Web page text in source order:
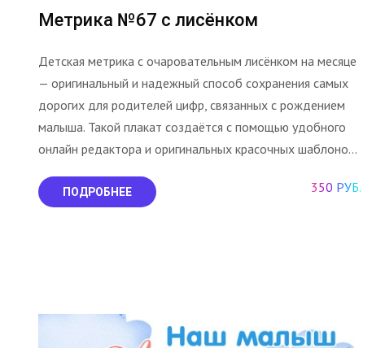
Метрика №67 с лисёнком
Детская метрика с очаровательным лисёнком на месяце
— оригинальный и надежный способ сохранения самых
дорогих для родителей цифр, связанных с рождением
малыша. Такой плакат создаётся с помощью удобного
онлайн редактора и оригинальных красочных шаблоно...
ПОДРОБНЕЕ 350 РУБ.